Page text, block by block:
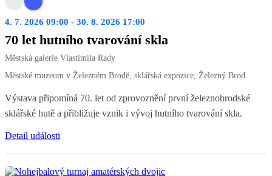
4. 7. 2026 09:00 - 30. 8. 2026 17:00
70 let hutního tvarování skla
Městská galerie Vlastimila Rady
Městské muzeum v Železném Brodě, sklářská expozice, Železný Brod
Výstava připomíná 70. let od zprovoznění první železnobrodské
sklářské hutě a přibližuje vznik i vývoj hutního tvarování skla.
Detail události